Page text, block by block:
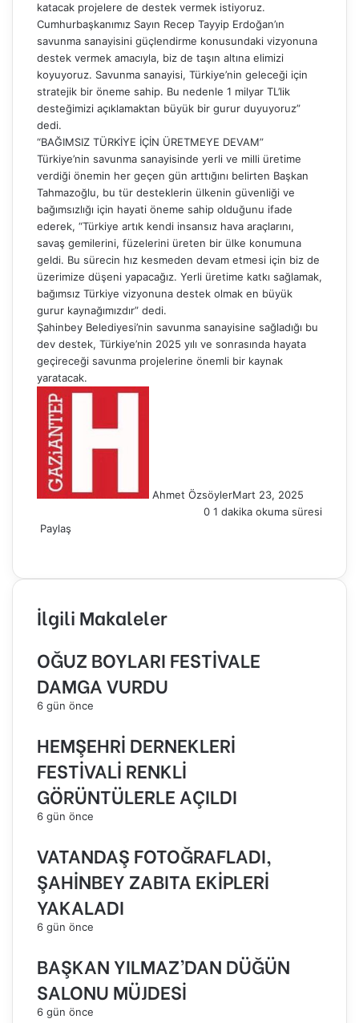
katacak projelere de destek vermek istiyoruz.
Cumhurbaşkanımız Sayın Recep Tayyip Erdoğan’ın
savunma sanayisini güçlendirme konusundaki vizyonuna
destek vermek amacıyla, biz de taşın altına elimizi
koyuyoruz. Savunma sanayisi, Türkiye’nin geleceği için
stratejik bir öneme sahip. Bu nedenle 1 milyar TL’lik
desteğimizi açıklamaktan büyük bir gurur duyuyoruz”
dedi.
“BAĞIMSIZ TÜRKİYE İÇİN ÜRETMEYE DEVAM”
Türkiye’nin savunma sanayisinde yerli ve milli üretime
verdiği önemin her geçen gün arttığını belirten Başkan
Tahmazoğlu, bu tür desteklerin ülkenin güvenliği ve
bağımsızlığı için hayati öneme sahip olduğunu ifade
ederek, “Türkiye artık kendi insansız hava araçlarını,
savaş gemilerini, füzelerini üreten bir ülke konumuna
geldi. Bu sürecin hız kesmeden devam etmesi için biz de
üzerimize düşeni yapacağız. Yerli üretime katkı sağlamak,
bağımsız Türkiye vizyonuna destek olmak en büyük
gurur kaynağımızdır” dedi.
Şahinbey Belediyesi’nin savunma sanayisine sağladığı bu
dev destek, Türkiye’nin 2025 yılı ve sonrasında hayata
geçireceği savunma projelerine önemli bir kaynak
yaratacak.
Ahmet ÖzsöylerMart 23, 2025
0 1 dakika okuma süresi
Paylaş
ile
İlgili Makaleler
OĞUZ BOYLARI FESTİVALE
DAMGA VURDU
6 gün önce
HEMŞEHRİ DERNEKLERİ
FESTİVALİ RENKLİ
GÖRÜNTÜLERLE AÇILDI
6 gün önce
VATANDAŞ FOTOĞRAFLADI,
ŞAHİNBEY ZABITA EKİPLERİ
YAKALADI
6 gün önce
BAŞKAN YILMAZ’DAN DÜĞÜN
SALONU MÜJDESİ
6 gün önce